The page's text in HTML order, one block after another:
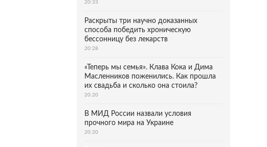
20:33
Раскрыты три научно доказанных
способа победить хроническую
бессонницу без лекарств
20:28
«Теперь мы семья». Клава Кока и Дима
Масленников поженились. Как прошла
их свадьба и сколько она стоила?
20:20
В МИД России назвали условия
прочного мира на Украине
20:20